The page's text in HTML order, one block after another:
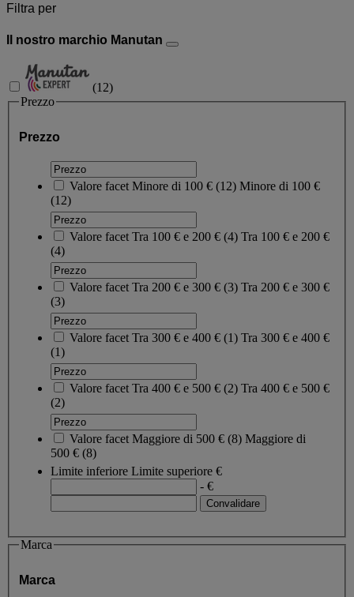
Filtra per
Il nostro marchio Manutan
(12)
Prezzo
Prezzo
Valore facet Minore di 100 € (12) Minore di 100 €
(12)
Valore facet Tra 100 € e 200 € (4) Tra 100 € e 200 €
(4)
Valore facet Tra 200 € e 300 € (3) Tra 200 € e 300 €
(3)
Valore facet Tra 300 € e 400 € (1) Tra 300 € e 400 €
(1)
Valore facet Tra 400 € e 500 € (2) Tra 400 € e 500 €
(2)
Valore facet Maggiore di 500 € (8) Maggiore di
500 € (8)
Limite inferiore Limite superiore €
- €
Marca
Marca